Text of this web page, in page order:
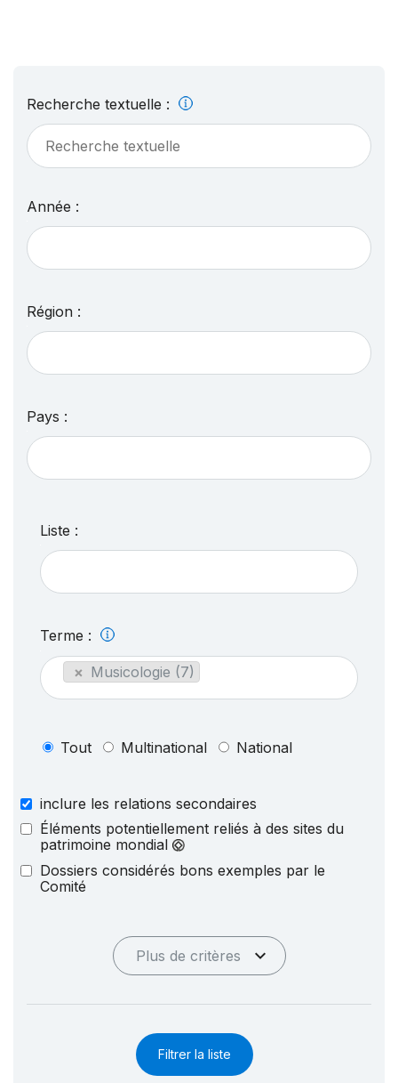
Recherche textuelle :
Année :
Région :
Pays :
Liste :
Terme :
× Musicologie (7)
Tout Multinational National
inclure les relations secondaires
Éléments potentiellement reliés à des sites du
patrimoine mondial
Dossiers considérés bons exemples par le
Comité
Plus de critères
Filtrer la liste